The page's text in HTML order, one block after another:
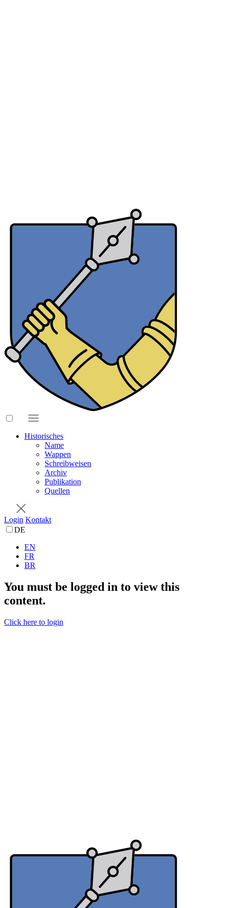
Historisches
Name
Wappen
Schreibweisen
Archiv
Publikation
Quellen
Login Kontakt
DE
EN
FR
BR
You must be logged in to view this
content.
Click here to login